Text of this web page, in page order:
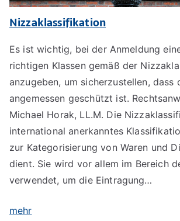
Nizzaklassifikation
Es ist wichtig, bei der Anmeldung
richtigen Klassen gemäß der
anzugeben, um sicherzustellen, dass
angemessen geschützt ist.
Michael Horak, LL.M. Die
international anerkanntes
zur Kategorisierung von Waren und
dient. Sie wird vor allem im Bereich
verwendet, um die Eintragung…
mehr